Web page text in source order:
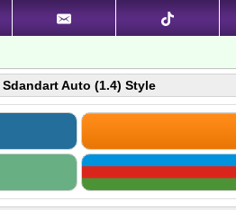
Sdandart Auto (1.4) Style